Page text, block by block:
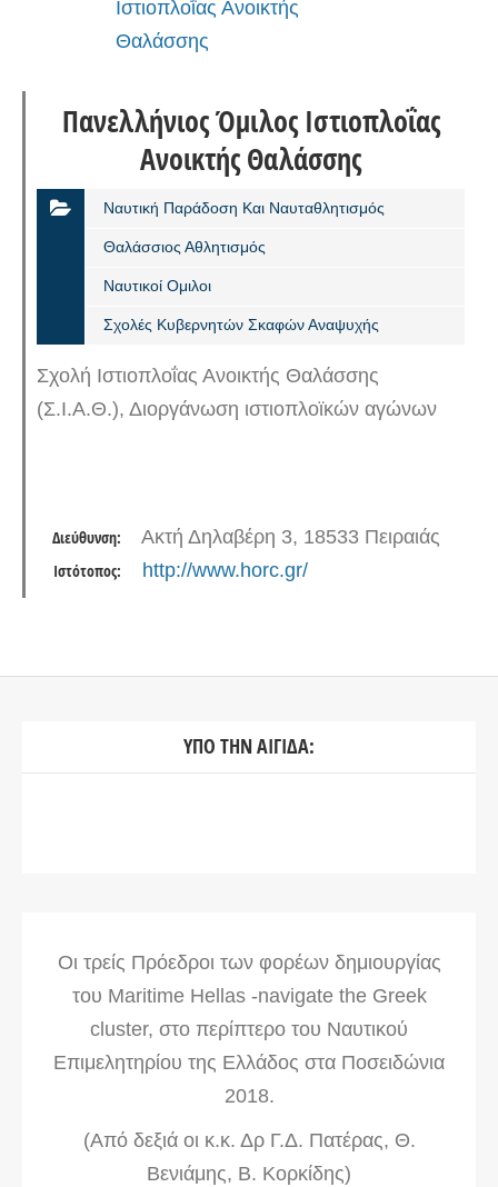
Πανελλήνιος Όμιλος Ιστιοπλοΐας
Ανοικτής Θαλάσσης
Ναυτική Παράδοση Και Ναυταθλητισμός
Θαλάσσιος Αθλητισμός
Ναυτικοί Ομιλοι
Σχολές Κυβερνητών Σκαφών Αναψυχής
Σχολή Ιστιοπλοΐας Ανοικτής Θαλάσσης
(Σ.Ι.Α.Θ.), Διοργάνωση ιστιοπλοϊκών αγώνων
Διεύθυνση: Ακτή Δηλαβέρη 3, 18533 Πειραιάς
Ιστότοπος: http://www.horc.gr/
ΥΠΟ ΤΗΝ ΑΙΓΙΔΑ:
Οι τρείς Πρόεδροι των φορέων δημιουργίας
του Maritime Hellas -navigate the Greek
cluster, στο περίπτερο του Ναυτικού
Επιμελητηρίου της Ελλάδος στα Ποσειδώνια
2018.
(Από δεξιά οι κ.κ. Δρ Γ.Δ. Πατέρας, Θ.
Βενιάμης, Β. Κορκίδης)